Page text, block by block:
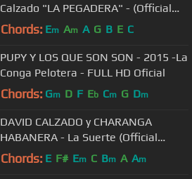
Calzado "LA PEGADERA" - (Official
Video) Salsa Cubana 2015
Chords: Em Am A G B E C
PUPY Y LOS QUE SON SON - 2015 -La
Conga Pelotera - FULL HD Oficial
Chords: Gm D F Eb Cm G Dm
DAVID CALZADO y CHARANGA
HABANERA - La Suerte (Official
Video HD)
Chords: E F# Em C Bm A Am